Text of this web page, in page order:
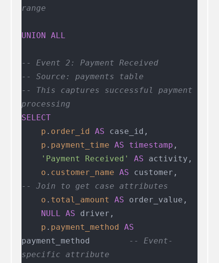
range
UNION ALL
-- Event 2: Payment Received
-- Source: payments table
-- This captures successful payment
processing
SELECT
    p
. order_id AS case_id,
    p
. payment_time AS timestamp ,
    'Payment Received'
AS activity,
    o
. customer_name AS
-- Join to get case attributes
    o
. total_amount AS order_value,
    NULL
AS driver,
    p
. payment_method
AS
payment_method -- Event-
specific attribute